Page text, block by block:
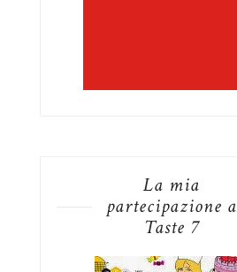
La mia
partecipazione a
Taste 7